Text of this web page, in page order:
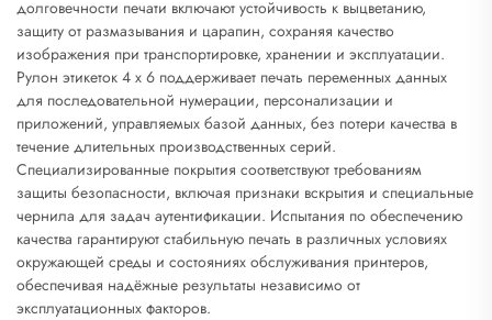
долговечности печати включают устойчивость к выцветанию,
защиту от размазывания и царапин, сохраняя качество
изображения при транспортировке, хранении и эксплуатации.
Рулон этикеток 4 x 6 поддерживает печать переменных данных
для последовательной нумерации, персонализации и
приложений, управляемых базой данных, без потери качества в
течение длительных производственных серий.
Специализированные покрытия соответствуют требованиям
защиты безопасности, включая признаки вскрытия и специальные
чернила для задач аутентификации. Испытания по обеспечению
качества гарантируют стабильную печать в различных условиях
окружающей среды и состояниях обслуживания принтеров,
обеспечивая надёжные результаты независимо от
эксплуатационных факторов.